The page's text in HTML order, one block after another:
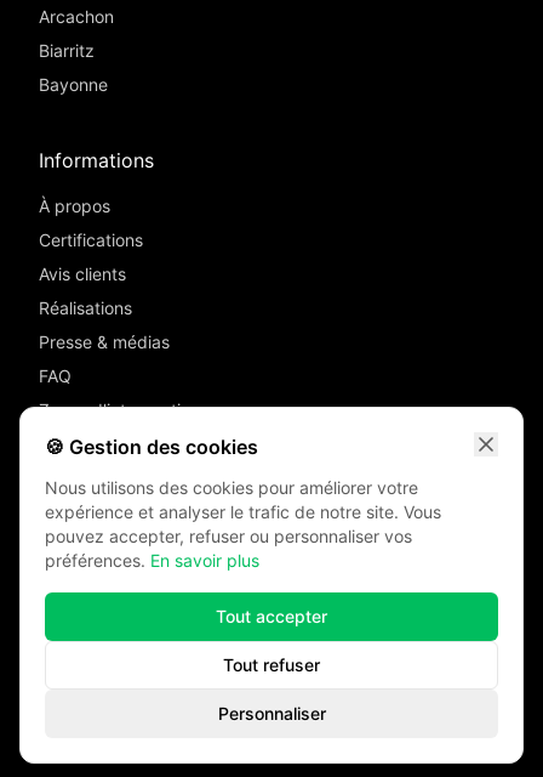
Arcachon
Biarritz
Bayonne
Informations
À propos
Certifications
Avis clients
Réalisations
Presse & médias
FAQ
Zones d'intervention
Devis
Contact
Mentions légales
RGPD
Sud Ouest Diagnostics. Tous droits réservés.
Site réalisé par Ascensia
🍪 Gestion des cookies
Nous utilisons des cookies pour améliorer votre
expérience et analyser le trafic de notre site. Vous
pouvez accepter, refuser ou personnaliser vos
préférences. En savoir plus
Tout accepter
Tout refuser
Personnaliser